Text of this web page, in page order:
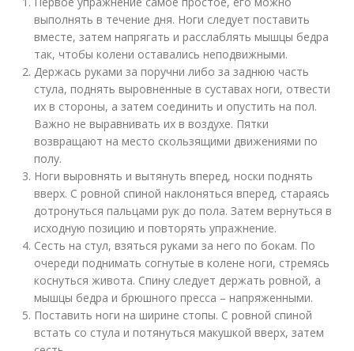
выполнять в течение дня. Ноги следует поставить
вместе, затем напрягать и расслаблять мышцы бедра
так, чтобы колени оставались неподвижными.
Держась руками за поручни либо за заднюю часть
стула, поднять выровненные в суставах ноги, отвести
их в стороны, а затем соединить и опустить на пол.
Важно не выравнивать их в воздухе. Пятки
возвращают на место скользящими движениями по
полу.
Ноги выровнять и вытянуть вперед, носки поднять
вверх. С ровной спиной наклоняться вперед, стараясь
дотронуться пальцами рук до пола. Затем вернуться в
исходную позицию и повторять упражнение.
Сесть на стул, взяться руками за него по бокам. По
очереди поднимать согнутые в колене ноги, стремясь
коснуться живота. Спину следует держать ровной, а
мышцы бедра и брюшного пресса – напряженными.
Поставить ноги на ширине стопы. С ровной спиной
встать со стула и потянуться макушкой вверх, затем